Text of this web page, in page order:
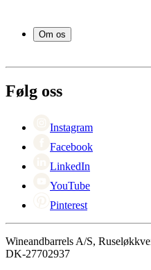
Service
Betaling
Retur
Om os
Karriere
Black Friday
Cyber Monday
Følg oss
Instagram
Facebook
LinkedIn
YouTube
Pinterest
Wineandbarrels A/S,
DK-27702937